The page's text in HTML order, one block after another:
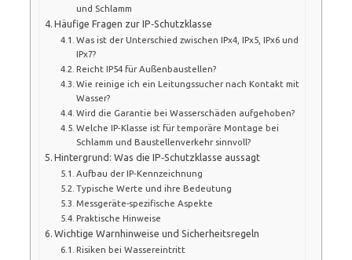
und Schlamm
Häufige Fragen zur IP‑Schutzklasse
Was ist der Unterschied zwischen IPx4, IPx5, IPx6 und
IPx7?
Reicht IP54 für Außenbaustellen?
Wie reinige ich ein Leitungssucher nach Kontakt mit
Wasser?
Wird die Garantie bei Wasserschäden aufgehoben?
Welche IP‑Klasse ist für temporäre Montage bei
Schlamm und Baustellenverkehr sinnvoll?
Hintergrund: Was die IP‑Schutzklasse aussagt
Aufbau der IP‑Kennzeichnung
Typische Werte und ihre Bedeutung
Messgeräte-spezifische Aspekte
Praktische Hinweise
Wichtige Warnhinweise und Sicherheitsregeln
Risiken bei Wassereintritt